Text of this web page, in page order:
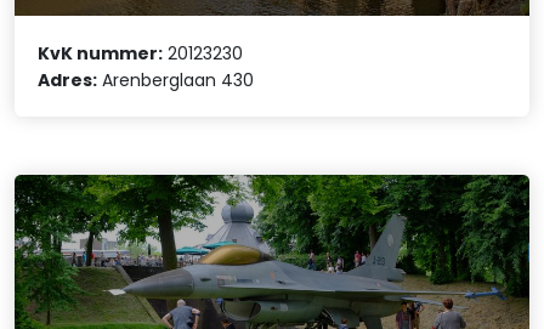
KvK nummer: 20123230
Adres: Arenberglaan 430